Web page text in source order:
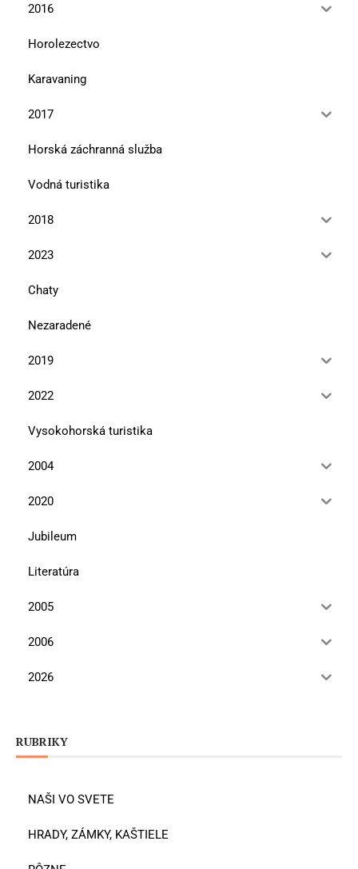
2016
Horolezectvo
Karavaning
2017
Horská záchranná služba
Vodná turistika
2018
2023
Chaty
Nezaradené
2019
2022
Vysokohorská turistika
2004
2020
Jubileum
Literatúra
2005
2006
2026
RUBRIKY
NAŠI VO SVETE
HRADY, ZÁMKY, KAŠTIELE